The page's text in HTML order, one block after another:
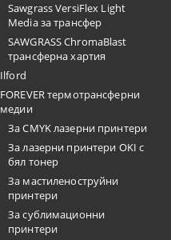
Sawgrass VersiFlex Light
Media за трансфер
SAWGRASS ChromaBlast
трансферна хартия
Ilford
FOREVER термотрансферни
медии
За CMYK лазерни принтери
За лазерни принтери OKI с
бял тонер
За мастиленоструйни
принтери
За сублимационни
принтери